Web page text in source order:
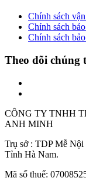
Chính sách
Chính sách
Chính sách
Theo dõi chúng
CÔNG TY TNHH
ANH MINH
Trụ sở : TDP Mễ
Tỉnh Hà Nam.
Mã số thuế: